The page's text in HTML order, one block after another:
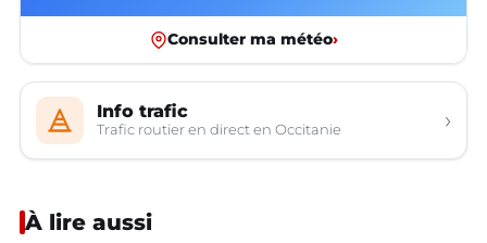
Consulter ma météo›
Info trafic
Trafic routier en direct en Occitanie ›
À lire aussi